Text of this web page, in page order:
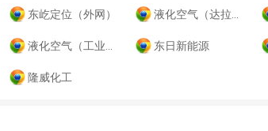
东屹定位（外网） 液化空气（达拉特旗）
液化空气（工业气体） 东日新能源
隆威化工